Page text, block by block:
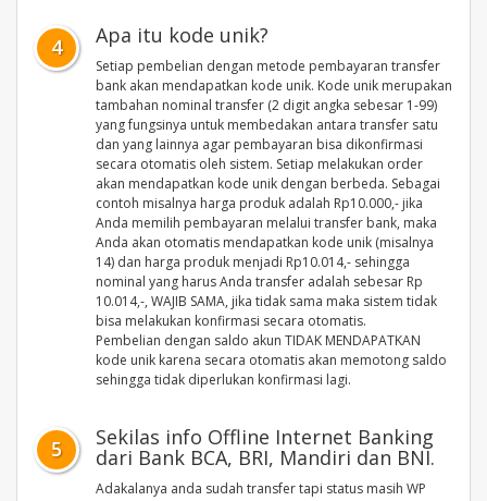
4 Apa itu kode unik?
Setiap pembelian dengan metode pembayaran transfer
bank akan mendapatkan kode unik. Kode unik merupakan
tambahan nominal transfer (2 digit angka sebesar 1-99)
yang fungsinya untuk membedakan antara transfer satu
dan yang lainnya agar pembayaran bisa dikonfirmasi
secara otomatis oleh sistem. Setiap melakukan order
akan mendapatkan kode unik dengan berbeda. Sebagai
contoh misalnya harga produk adalah Rp10.000,- jika
Anda memilih pembayaran melalui transfer bank, maka
Anda akan otomatis mendapatkan kode unik (misalnya
14) dan harga produk menjadi Rp10.014,- sehingga
nominal yang harus Anda transfer adalah sebesar Rp
10.014,-, WAJIB SAMA, jika tidak sama maka sistem tidak
bisa melakukan konfirmasi secara otomatis.
Pembelian dengan saldo akun TIDAK MENDAPATKAN
kode unik karena secara otomatis akan memotong saldo
sehingga tidak diperlukan konfirmasi lagi.
5 Sekilas info Offline Internet Banking
dari Bank BCA, BRI, Mandiri dan BNI.
Adakalanya anda sudah transfer tapi status masih WP